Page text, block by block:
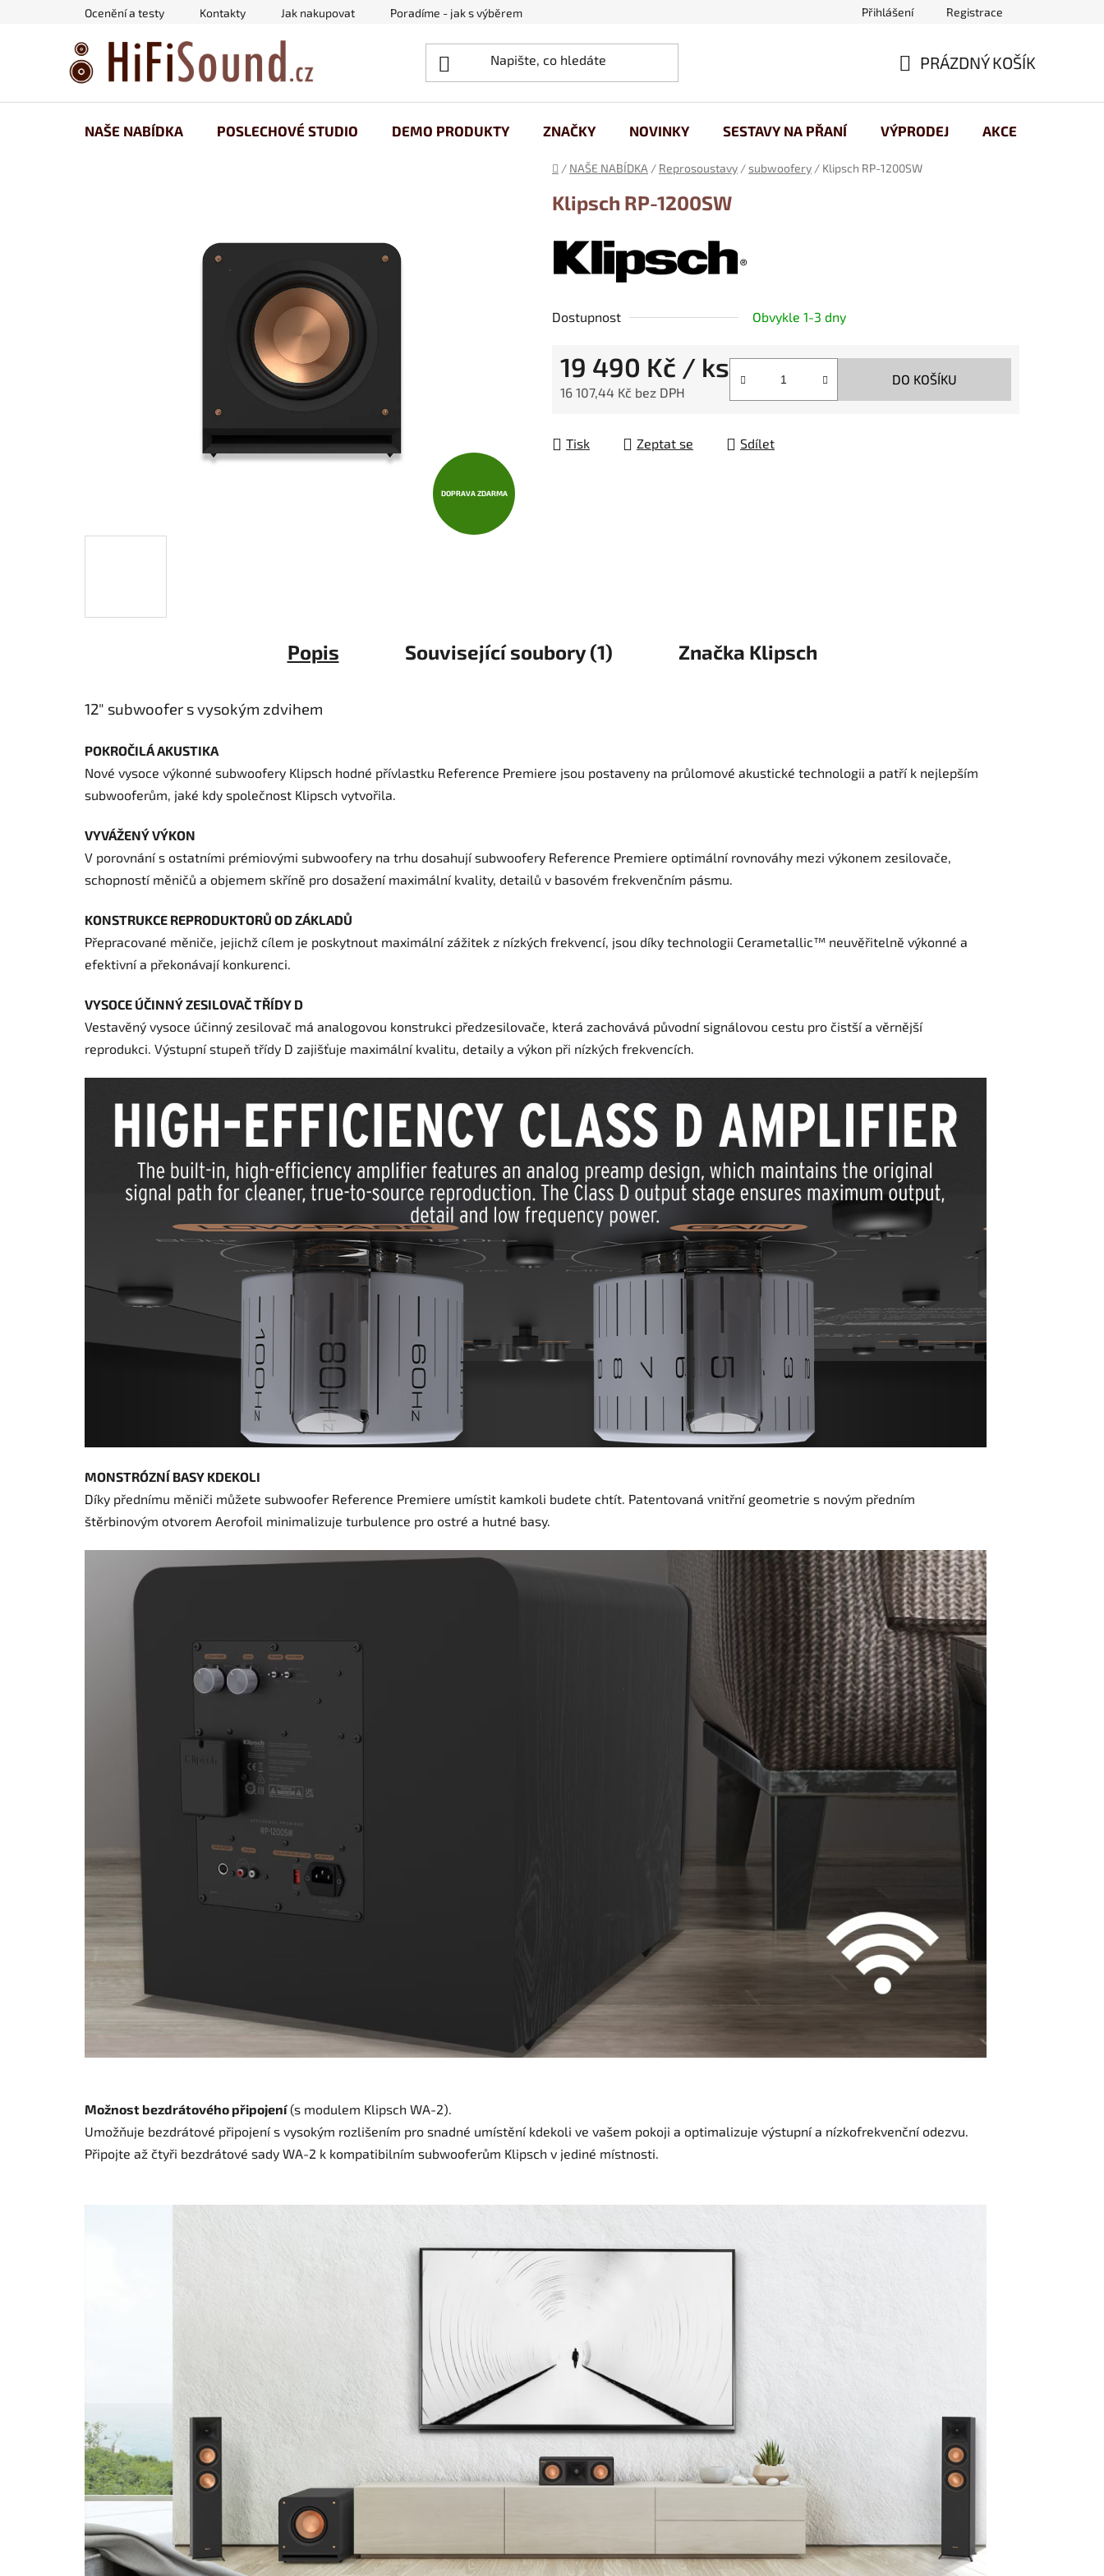
Ocenění a testy Kontakty Jak nakupovat Poradíme - jak s výběrem Přihlášení Registrace
KOŠÍK
PRÁZDNÝ KOŠÍK
NAŠE NABÍDKA POSLECHOVÉ STUDIO DEMO PRODUKTY ZNAČKY NOVINKY SESTAVY NA PŘANÍ VÝPRODEJ AKCE
Domů
/ NAŠE NABÍDKA / Reprosoustavy /subwoofery / Klipsch RP-1200SW
Klipsch RP-1200SW
Dostupnost Obvykle 1-3 dny
19 490 Kč / ks
16 107,44 Kč bez DPH
DO KOŠÍKU
Tisk Zeptat se Sdílet
DOPRAVA ZDARMA
Popis Související soubory (1) Značka Klipsch
12" subwoofer s vysokým zdvihem
POKROČILÁ AKUSTIKA
Nové vysoce výkonné subwoofery Klipsch hodné přívlastku Reference Premiere jsou postaveny na průlomové akustické technologii a patří k nejlepším
subwooferům, jaké kdy společnost Klipsch vytvořila.
VYVÁŽENÝ VÝKON
V porovnání s ostatními prémiovými subwoofery na trhu dosahují subwoofery Reference Premiere optimální rovnováhy mezi výkonem zesilovače,
schopností měničů a objemem skříně pro dosažení maximální kvality, detailů v basovém frekvenčním pásmu.
KONSTRUKCE REPRODUKTORŮ OD ZÁKLADŮ
Přepracované měniče, jejichž cílem je poskytnout maximální zážitek z nízkých frekvencí, jsou díky technologii Cerametallic™ neuvěřitelně výkonné a
efektivní a překonávají konkurenci.
VYSOCE ÚČINNÝ ZESILOVAČ TŘÍDY D
Vestavěný vysoce účinný zesilovač má analogovou konstrukci předzesilovače, která zachovává původní signálovou cestu pro čistší a věrnější
reprodukci. Výstupní stupeň třídy D zajišťuje maximální kvalitu, detaily a výkon při nízkých frekvencích.
MONSTRÓZNÍ BASY KDEKOLI
Díky přednímu měniči můžete subwoofer Reference Premiere umístit kamkoli budete chtít. Patentovaná vnitřní geometrie s novým předním
štěrbinovým otvorem Aerofoil minimalizuje turbulence pro ostré a hutné basy.
Možnost bezdrátového připojení(s modulem Klipsch WA-2).
Umožňuje bezdrátové připojení s vysokým rozlišením pro snadné umístění kdekoli ve vašem pokoji a optimalizuje výstupní a nízkofrekvenční odezvu.
Připojte až čtyři bezdrátové sady WA-2 k kompatibilním subwooferům Klipsch v jediné místnosti.